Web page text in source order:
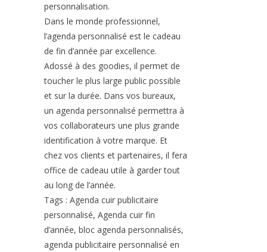
personnalisation.
Dans le monde professionnel,
l’agenda personnalisé est le cadeau
de fin d’année par excellence.
Adossé à des goodies, il permet de
toucher le plus large public possible
et sur la durée. Dans vos bureaux,
un agenda personnalisé permettra à
vos collaborateurs une plus grande
identification à votre marque. Et
chez vos clients et partenaires, il fera
office de cadeau utile à garder tout
au long de l’année.
Tags : Agenda cuir publicitaire
personnalisé, Agenda cuir fin
d’année, bloc agenda personnalisés,
agenda publicitaire personnalisé en